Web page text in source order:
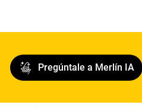
Pregúntale a Merlín IA